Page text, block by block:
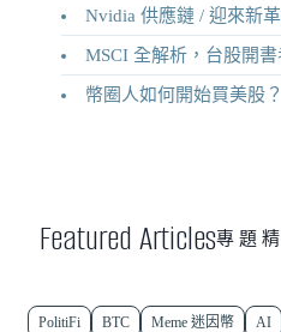
Nvidia 供應鏈 / 迎來新革命？盤
MSCI 全解析，台股開書考的外資
幣圈人如何開始買美股？
Featured Articles專題
PolitiFi BTC Meme 迷因幣 AI